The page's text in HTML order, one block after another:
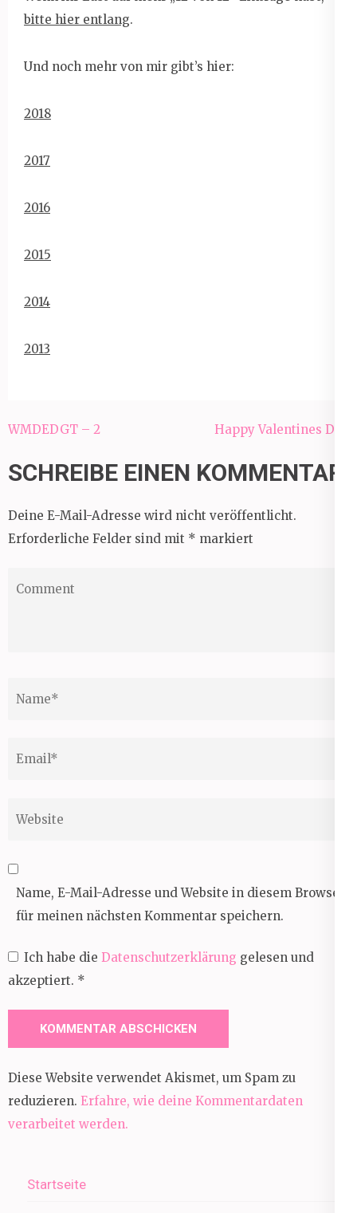
bitte hier entlang.
Und noch mehr von mir gibt’s hier:
2018
2017
2016
2015
2014
2013
Beitragsnavigation
WMDEDGT – 2 Happy Valentines Day
SCHREIBE EINEN KOMMENTAR
Deine E-Mail-Adresse wird nicht veröffentlicht.
Erforderliche Felder sind mit * markiert
Name, E-Mail-Adresse und Website in diesem Browser
für meinen nächsten Kommentar speichern.
Ich habe die Datenschutzerklärung gelesen und
akzeptiert. *
Diese Website verwendet Akismet, um Spam zu
reduzieren. Erfahre, wie deine Kommentardaten
verarbeitet werden.
Startseite